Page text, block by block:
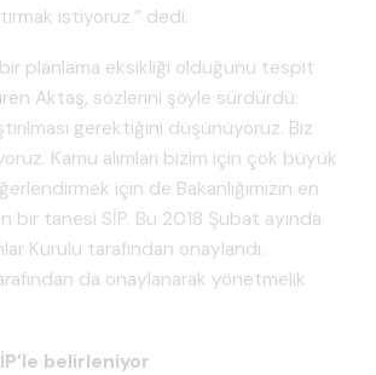
istiyoruz.” dedi.
planlama eksikliği olduğunu tespit
Aktaş, sözlerini şöyle sürdürdü:
gerektiğini düşünüyoruz. Biz
Kamu alımları bizim için çok büyük
için de Bakanlığımızın en
bir tanesi SİP. Bu 2018 Şubat ayında
Kurulu tarafından onaylandı.
da onaylanarak yönetmelik
belirleniyor